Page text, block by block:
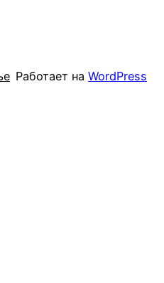
Работает на WordPress